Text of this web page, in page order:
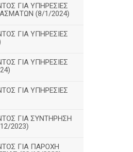
ΓΙΑ ΥΠΗΡΕΣΙΕΣ
(8/1/2024)
ΓΙΑ ΥΠΗΡΕΣΙΕΣ
ΓΙΑ ΥΠΗΡΕΣΙΕΣ
ΓΙΑ ΥΠΗΡΕΣΙΕΣ
ΓΙΑ ΣΥΝΤΗΡΗΣΗ
2023)
ΓΙΑ ΠΑΡΟΧΗ